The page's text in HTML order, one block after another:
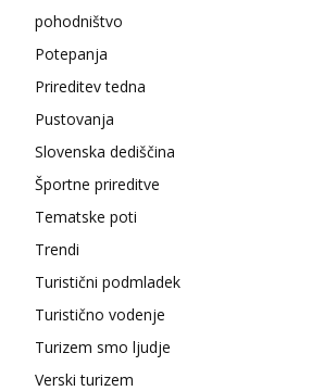
pohodništvo
Potepanja
Prireditev tedna
Pustovanja
Slovenska dediščina
Športne prireditve
Tematske poti
Trendi
Turistični podmladek
Turistično vodenje
Turizem smo ljudje
Verski turizem